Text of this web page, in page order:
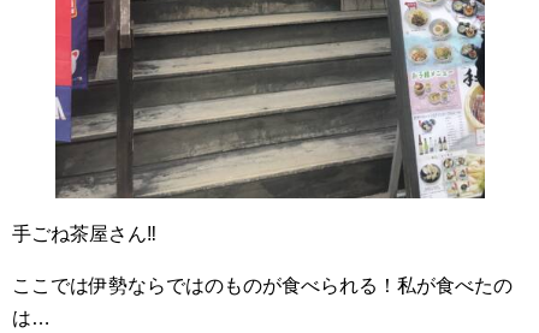
手ごね茶屋さん‼
ここでは伊勢ならではのものが食べられる！私が食べたの
は…